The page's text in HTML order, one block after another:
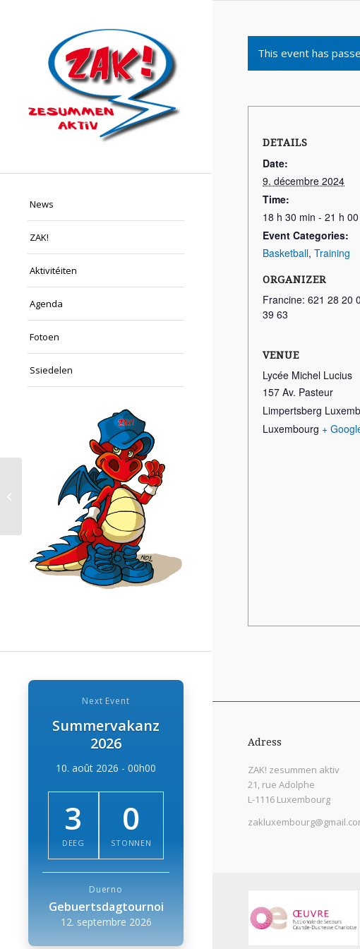
News
ZAK!
Aktivitéiten
Agenda
Fotoen
Ssiedelen
Next Event
Summervakanz
2026
10. août 2026 - 00h00
3
DEEG
0
STONNEN
Duerno
Gebuertsdagtournoi
12. septembre 2026
This event has
DETAILS
Date:
9. décembre 2024
Time:
18 h 30 min - 21 h
Event Categories:
Basketball, Training
ORGANIZER
Francine: 621 28 20
39 63
VENUE
Lycée Michel Lucius
157 Av. Pasteur
Limpertsberg
Luxembourg +
Adress
ZAK! zesummen aktiv
21, rue Adolphe
L-1116 Luxembourg
Butzen Training